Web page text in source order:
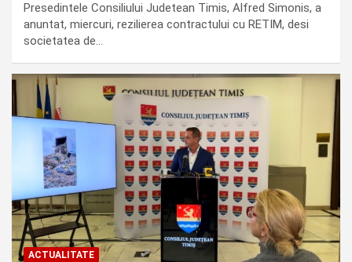
Presedintele Consiliului Judetean Timis, Alfred Simonis, a
anuntat, miercuri, rezilierea contractului cu RETIM, desi
societatea de…
ACTUALITATE